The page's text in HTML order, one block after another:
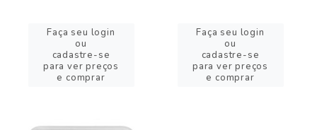
Faça seu login
ou
cadastre-se
para ver preços
e comprar
Faça seu login
ou
cadastre-se
para ver preços
e comprar